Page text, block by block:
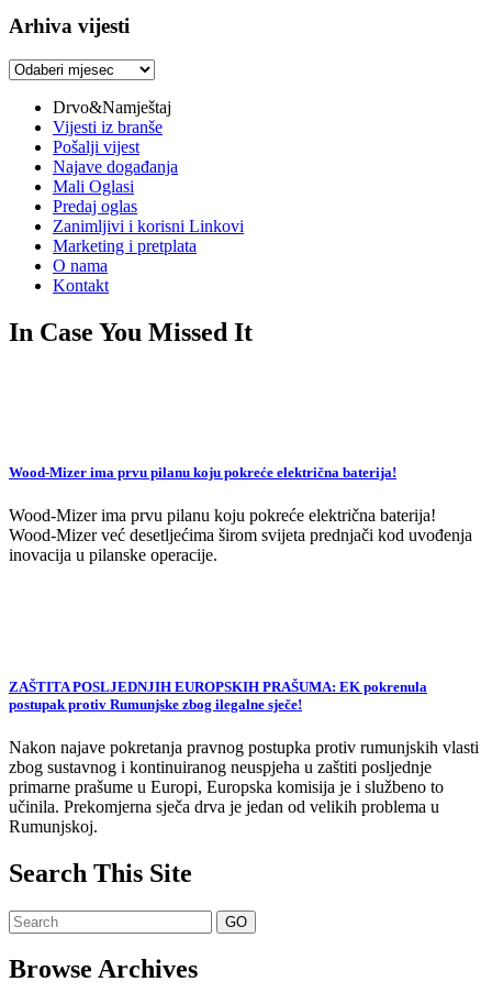
Arhiva vijesti
Arhiva
Drvo&Namještaj
Vijesti iz branše
Pošalji vijest
Najave događanja
Mali Oglasi
Predaj oglas
Zanimljivi i korisni Linkovi
Marketing i pretplata
O nama
Kontakt
In Case You Missed It
Wood-Mizer ima prvu pilanu koju pokreće električna baterija!
Wood-Mizer ima prvu pilanu koju pokreće električna baterija!
Wood-Mizer već desetljećima širom svijeta prednjači kod uvođenja
inovacija u pilanske operacije.
ZAŠTITA POSLJEDNJIH EUROPSKIH PRAŠUMA: EK pokrenula
postupak protiv Rumunjske zbog ilegalne sječe!
Nakon najave pokretanja pravnog postupka protiv rumunjskih vlasti
zbog sustavnog i kontinuiranog neuspjeha u zaštiti posljednje
primarne prašume u Europi, Europska komisija je i službeno to
učinila. Prekomjerna sječa drva je jedan od velikih problema u
Rumunjskoj.
Search This Site
Browse Archives